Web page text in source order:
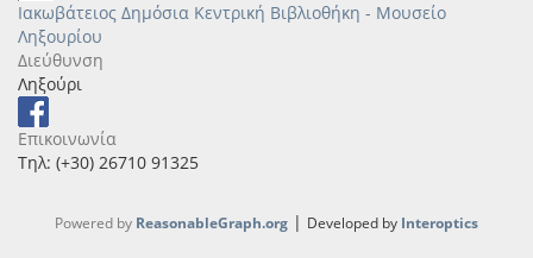
Ιακωβάτειος Δημόσια Κεντρική Βιβλιοθήκη - Μουσείο
Ληξουρίου
Διεύθυνση
Ληξούρι
Επικοινωνία
Τηλ: (+30) 26710 91325
Powered by ReasonableGraph.org | Developed by Interoptics